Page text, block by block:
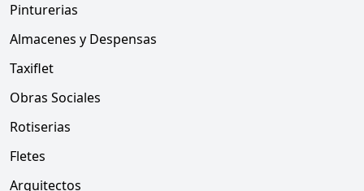
Pinturerias
Almacenes y Despensas
Taxiflet
Obras Sociales
Rotiserias
Fletes
Arquitectos